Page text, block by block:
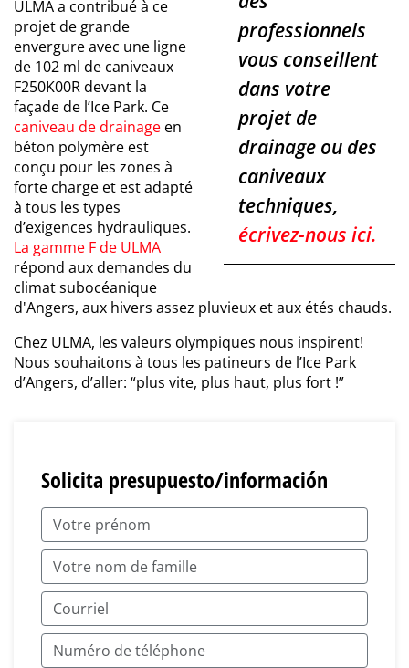
professionnels
vous conseillent
dans votre
projet de
drainage ou des
caniveaux
techniques,
écrivez-nous ici.
ULMA a contribué à ce
projet de grande
envergure avec une ligne
de 102 ml de caniveaux
F250K00R devant la
façade de l’Ice Park. Ce
caniveau de drainage en
béton polymère est
conçu pour les zones à
forte charge et est adapté
à tous les types
d’exigences hydrauliques.
La gamme F de ULMA
répond aux demandes du
climat subocéanique
d'Angers, aux hivers assez pluvieux et aux étés chauds.
Chez ULMA, les valeurs olympiques nous inspirent!
Nous souhaitons à tous les patineurs de l’Ice Park
d’Angers, d’aller: “plus vite, plus haut, plus fort !”
Solicita presupuesto/información